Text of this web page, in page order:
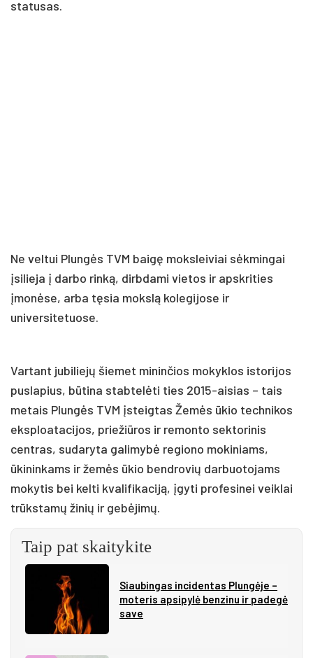
statusas.
Ne veltui Plungės TVM baigę moksleiviai sėkmingai
įsilieja į darbo rinką, dirbdami vietos ir apskrities
įmonėse, arba tęsia mokslą kolegijose ir
universitetuose.
Vartant jubiliejų šiemet mininčios mokyklos istorijos
puslapius, būtina stabtelėti ties 2015-aisias – tais
metais Plungės TVM įsteigtas Žemės ūkio technikos
eksploatacijos, priežiūros ir remonto sektorinis
centras, sudaryta galimybė regiono mokiniams,
ūkininkams ir žemės ūkio bendrovių darbuotojams
mokytis bei kelti kvalifikaciją, įgyti profesinei veiklai
trūkstamų žinių ir gebėjimų.
Taip pat skaitykite
Siau­bin­gas in­ci­den­tas Plun­gė­je –
mo­te­ris ap­si­py­lė ben­zi­nu ir pa­de­gė
sa­ve